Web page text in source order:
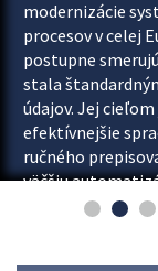
modernizácie
procesov v celej
postupne
stala
údajov. Jej
efektívnejšie
ručného
väčšiu
fakturácia preto